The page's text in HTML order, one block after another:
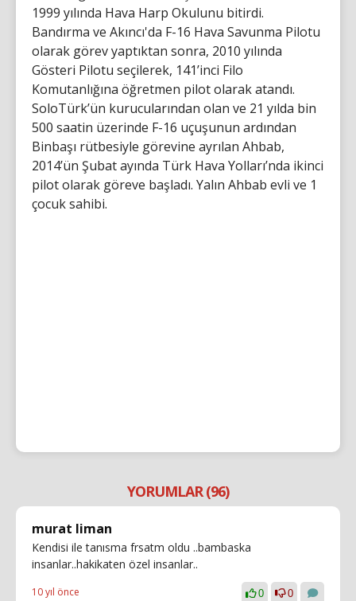
1999 yılında Hava Harp Okulunu bitirdi.
Bandırma ve Akıncı'da F-16 Hava Savunma Pilotu
olarak görev yaptıktan sonra, 2010 yılında
Gösteri Pilotu seçilerek, 141’inci Filo
Komutanlığına öğretmen pilot olarak atandı.
SoloTürk’ün kurucularından olan ve 21 yılda bin
500 saatin üzerinde F-16 uçuşunun ardından
Binbaşı rütbesiyle görevine ayrılan Ahbab,
2014’ün Şubat ayında Türk Hava Yolları’nda ikinci
pilot olarak göreve başladı. Yalın Ahbab evli ve 1
çocuk sahibi.
YORUMLAR (96)
murat liman
Kendisi ile tanısma frsatm oldu ..bambaska
insanlar..hakikaten özel insanlar..
10 yıl önce 0 0